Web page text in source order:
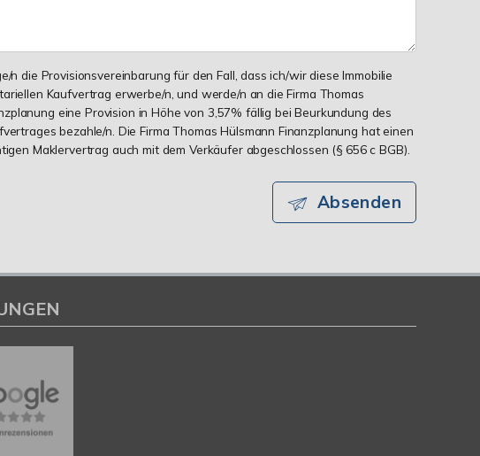
n die Provisionsvereinbarung für den Fall, dass ich/wir diese Immobilie
Kaufvertrag erwerbe/n, und werde/n an die Firma Thomas
eine Provision in Höhe von 3,57% fällig bei Beurkundung des
bezahle/n. Die Firma Thomas Hülsmann Finanzplanung hat einen
Maklervertrag auch mit dem Verkäufer abgeschlossen (§ 656 c BGB).
Absenden